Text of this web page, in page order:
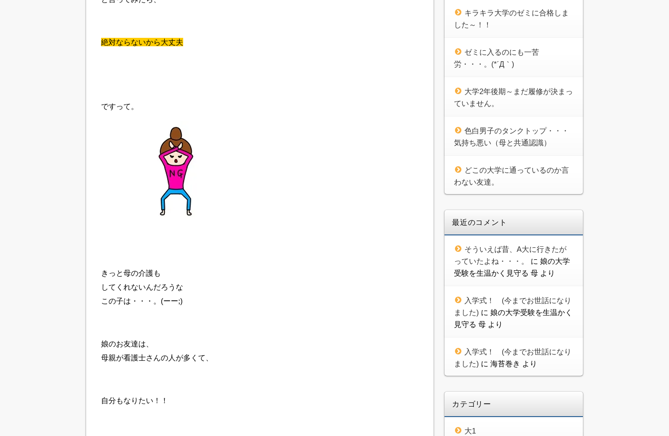
絶対ならないから大丈夫
ですって。
きっと母の介護も
してくれないんだろうな
この子は・・・。(ーー;)
娘のお友達は、
母親が看護士さんの人が多くて、
自分もなりたい！！
キラキラ大学のゼミに合格しま
した～！！
ゼミに入るのにも一苦
労・・・。(*´Д｀)
大学2年後期～まだ履修が決まっ
ていません。
色白男子のタンクトップ・・・
気持ち悪い（母と共通認識）
どこの大学に通っているのか言
わない友達。
最近のコメント
そういえば昔、A大に行きたが
っていたよね・・・。
に 娘の大学
受験を生温かく見守る 母 より
入学式！ (今までお世話になり
ました) に 娘の大学受験を生温かく
見守る 母 より
入学式！ (今までお世話になり
ました) に 海苔巻き より
カテゴリー
大1